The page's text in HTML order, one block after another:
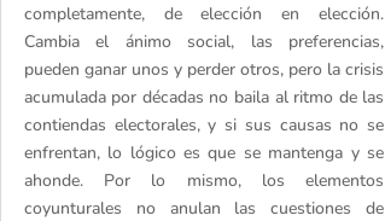
completamente, de elección en elección.
Cambia el ánimo social, las preferencias,
pueden ganar unos y perder otros, pero la crisis
acumulada por décadas no baila al ritmo de las
contiendas electorales, y si sus causas no se
enfrentan, lo lógico es que se mantenga y se
ahonde. Por lo mismo, los elementos
coyunturales no anulan las cuestiones de